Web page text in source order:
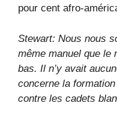
pour cent afro-
Stewart: Nous nous
même manuel que le
bas. Il n’y avait
concerne la
contre les cadets